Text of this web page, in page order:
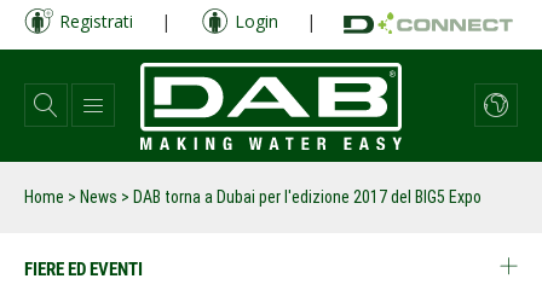
Salta
contenuto
principale
Registrati | Login |
Home > News > DAB torna a Dubai per l'edizione 2017 del BIG5 Expo
FIERE ED EVENTI